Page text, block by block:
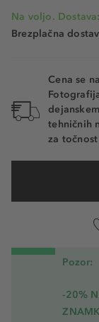
Na voljo.
Brezplačna
Cena se
tehničnih
za
Pozor:
-20%